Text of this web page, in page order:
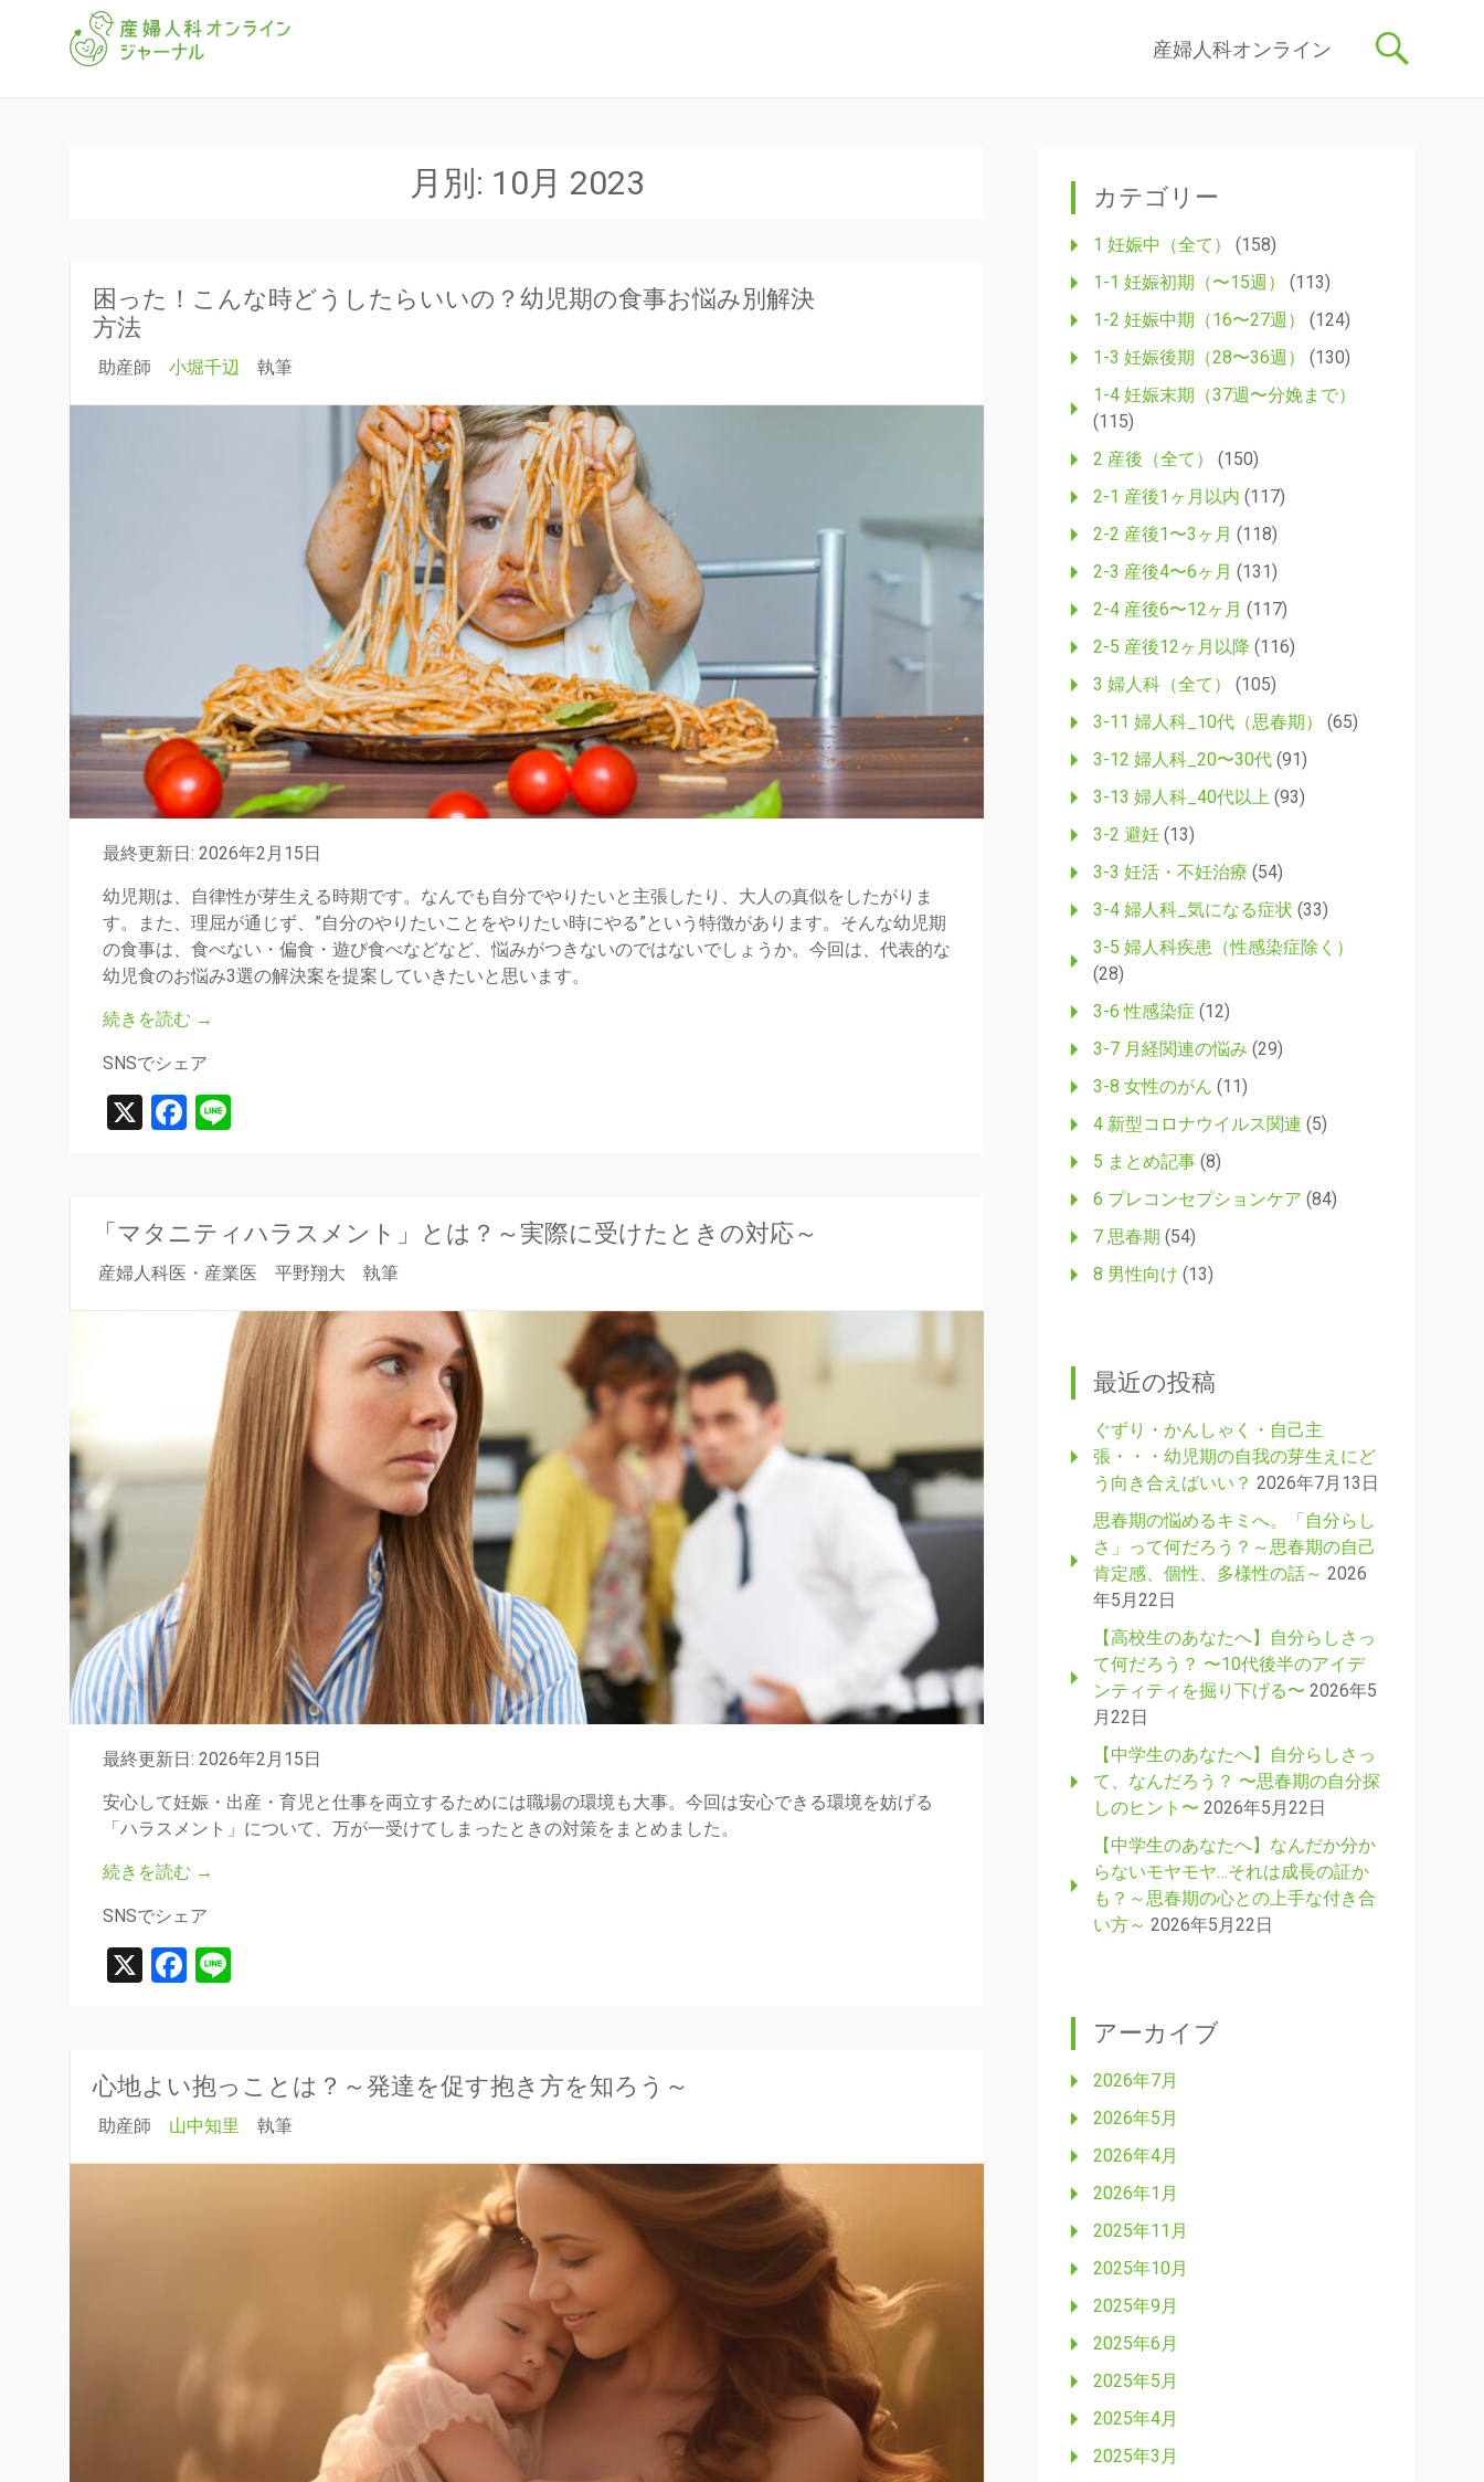
ン
ス
ッ
プ
産婦人科オンライン
月別: 10月 2023
困った！こんな時どうしたらいいの？幼児期の食事お悩み別解決
方法
助産師 小堀千辺 執筆
最終更新日: 2026年2月15日
幼児期は、自律性が芽生える時期です。なんでも自分でやりたいと主張したり、大人の真似をしたがりま
す。また、理屈が通じず、”自分のやりたいことをやりたい時にやる”という特徴があります。そんな幼児期
の食事は、食べない・偏食・遊び食べなどなど、悩みがつきないのではないでしょうか。今回は、代表的な
幼児食のお悩み3選の解決案を提案していきたいと思います。
続きを読む →
SNSでシェア
X Facebook
「マタニティハラスメント」とは？～実際に受けたときの対応～
産婦人科医・産業医 平野翔大 執筆
最終更新日: 2026年2月15日
安心して妊娠・出産・育児と仕事を両立するためには職場の環境も大事。今回は安心できる環境を妨げる
「ハラスメント」について、万が一受けてしまったときの対策をまとめました。
続きを読む →
SNSでシェア
X Facebook
心地よい抱っことは？～発達を促す抱き方を知ろう～
助産師 山中知里 執筆
カテゴリー
1 妊娠中（全て）
(158)
1-1 妊娠初期（〜15週）
(113)
1-2 妊娠中期（16〜27週）
(124)
1-3 妊娠後期（28〜36週）
(130)
1-4 妊娠末期（37週〜分娩まで）
(115)
2 産後（全て）
(150)
2-1 産後1ヶ月以内 (117)
2-2 産後1〜3ヶ月 (118)
2-3 産後4〜6ヶ月 (131)
2-4 産後6〜12ヶ月 (117)
2-5 産後12ヶ月以降 (116)
3 婦人科（全て）
(105)
3-11 婦人科_10代（思春期）
(65)
3-12 婦人科_20〜30代(91)
3-13 婦人科_40代以上 (93)
3-2 避妊(13)
3-3 妊活・不妊治療 (54)
3-4 婦人科_気になる症状 (33)
3-5 婦人科疾患（性感染症除く）
(28)
3-6 性感染症 (12)
3-7 月経関連の悩み (29)
3-8 女性のがん (11)
4 新型コロナウイルス関連 (5)
5 まとめ記事(8)
6 プレコンセプションケア (84)
7 思春期 (54)
8 男性向け (13)
最近の投稿
ぐずり・かんしゃく・自己主
張・・・幼児期の自我の芽生えにど
う向き合えばいい？ 2026年7月13日
思春期の悩めるキミへ。「自分らし
さ」って何だろう？～思春期の自己
肯定感、個性、多様性の話～ 2026
年5月22日
【高校生のあなたへ】自分らしさっ
て何だろう？ 〜10代後半のアイデ
ンティティを掘り下げる〜 2026年5
月22日
【中学生のあなたへ】自分らしさっ
て、なんだろう？ 〜思春期の自分探
しのヒント〜 2026年5月22日
【中学生のあなたへ】なんだか分か
らないモヤモヤ…それは成長の証か
も？～思春期の心との上手な付き合
い方～ 2026年5月22日
アーカイブ
2026年7月
2026年5月
2026年4月
2026年1月
2025年11月
2025年10月
2025年9月
2025年6月
2025年5月
2025年4月
2025年3月